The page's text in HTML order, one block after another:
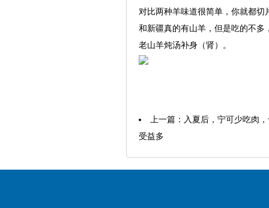
对比两种羊味道很简单，你就都
和新疆真的有山羊，但是吃的不
老山羊炖汤补身（肾）。
上一篇： 入夏后，宁可少吃肉
受益多